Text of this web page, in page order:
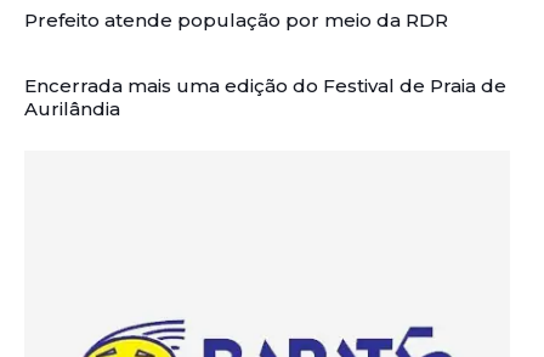
Prefeito atende população por meio da RDR
Encerrada mais uma edição do Festival de Praia de
Aurilândia
Artigos Relacionados: